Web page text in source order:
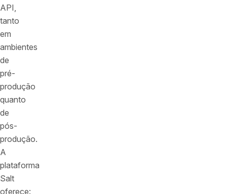
API,
tanto
em
ambientes
de
pré-
produção
quanto
de
pós-
produção.
A
plataforma
Salt
oferece: